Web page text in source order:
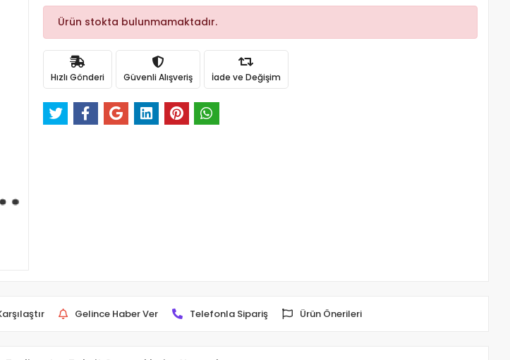
Ürün stokta bulunmamaktadır.
Hızlı Gönderi Güvenli Alışveriş İade ve Değişim
Gelince Haber Ver Telefonla Sipariş Ürün Önerileri